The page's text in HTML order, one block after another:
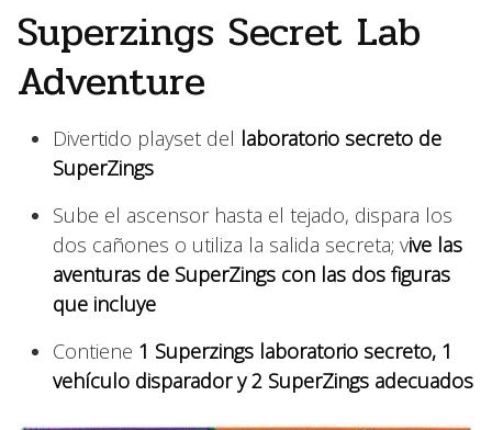
Superzings Secret Lab
Adventure
Divertido playset del laboratorio secreto de
SuperZings
Sube el ascensor hasta el tejado, dispara los
dos cañones o utiliza la salida secreta; vive las
aventuras de SuperZings con las dos figuras
que incluye
Contiene 1 Superzings laboratorio secreto, 1
vehículo disparador y 2 SuperZings adecuados